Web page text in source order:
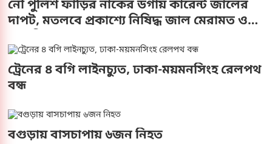
নৌ পুলিশ ফাঁড়ির নাকের ডগায় কারেন্ট জালের
দাপট, মতলবে প্রকাশ্যে নিষিদ্ধ জাল মেরামত ও
ট্রেনের ৪ বগি লাইনচ্যুত, ঢাকা-ময়মনসিংহ রেলপথ
বন্ধ
বগুড়ায় বাসচাপায় ৬জন নিহত